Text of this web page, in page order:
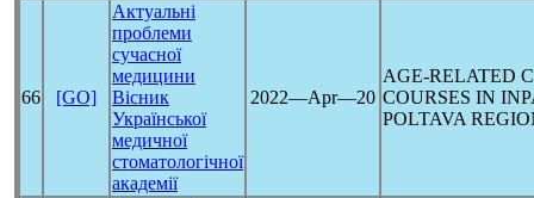
66 [GO]
Актуальні
проблеми
сучасної
медицини
Вісник
Української
медичної
стоматологічної
академії
2022―Apr―20
AGE-RELATED
COURSES IN
POLTAVA